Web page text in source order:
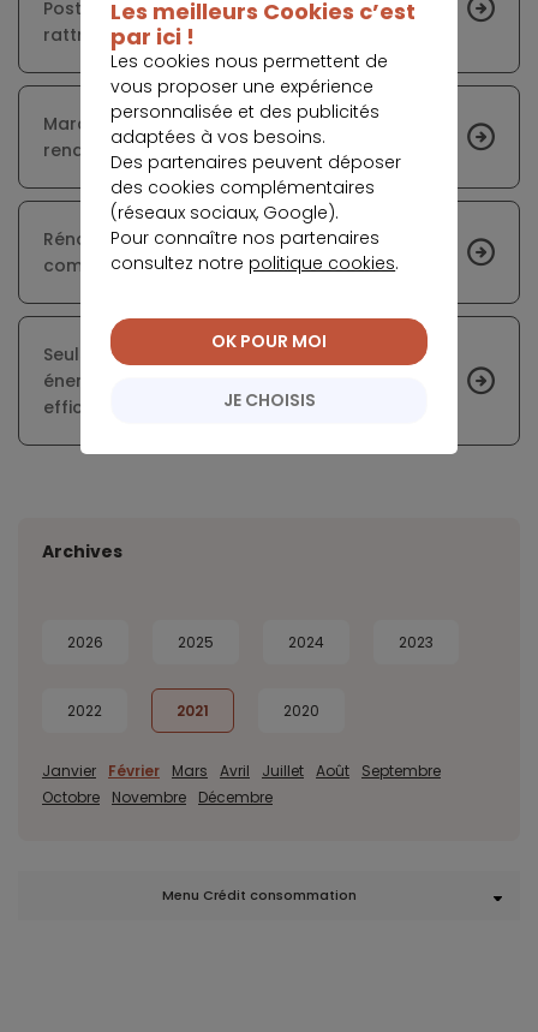
Postale lance les grandes manœuvres pour
rattraper son retard
Marché du bricolage 2020 : le succès était au
rendez-vous malgré la crise sanitaire
Rénovation énergétique : plusieurs pistes pour
combler le retard
Seuls 25 % des travaux de rénovation
énergétique des maisons individuelles sont
efficaces
Archives
2026 2025 2024 2023
2022 2021 2020
Janvier Février Mars Avril Juillet Août
Septembre
Octobre
Novembre Décembre
Menu Crédit consommation
Les meilleurs Cookies c’est
par ici !
Les cookies nous permettent de
vous proposer une expérience
personnalisée et des publicités
adaptées à vos besoins.
Des partenaires peuvent déposer
des cookies complémentaires
(réseaux sociaux, Google).
Pour connaître nos partenaires
consultez notre politique cookies.
JE CHOISIS
OK POUR MOI